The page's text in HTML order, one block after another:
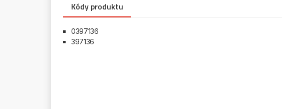
Kódy produktu
0397136
397136